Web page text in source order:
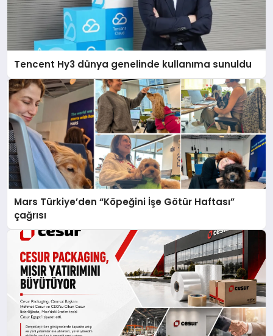
Tencent Hy3 dünya genelinde kullanıma sunuldu
Mars Türkiye’den “Köpeğini İşe Götür Haftası”
çağrısı